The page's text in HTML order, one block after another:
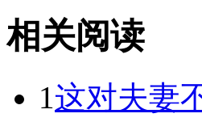
相关阅读
1这对夫妻